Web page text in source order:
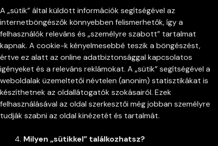
A „sütik” által küldött információk segítségével az
internetböngészők könnyebben felismerhetők, így a
felhasználók releváns és „személyre szabott” tartalmat
kapnak. A cookie-k kényelmesebbé teszik a böngészést,
értve ez alatt az online adatbiztonsággal kapcsolatos
igényeket és a releváns reklámokat. A „sütik” segítségével a
weboldalak üzemeltetői névtelen (anonim) statisztikákat is
készíthetnek az oldallátogatók szokásairól. Ezek
felhasználásával az oldal szerkesztői még jobban személyre
tudják szabni az oldal kinézetét és tartalmát.
Milyen „sütikkel” találkozhatsz?